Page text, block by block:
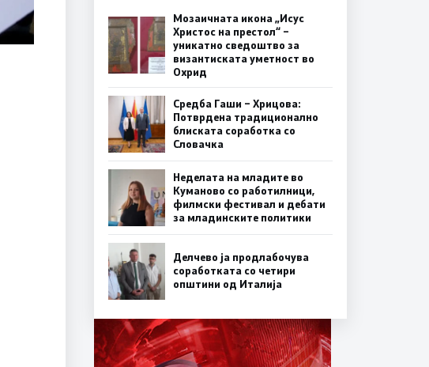
Мозаичната икона „Исус
Христос на престол“ –
уникатно сведоштво за
византиската уметност во
Охрид
Средба Гаши – Хрицова:
Потврдена традиционално
блиската соработка со
Словачка
Неделата на младите во
Куманово со работилници,
филмски фестивал и дебати
за младинските политики
Делчево ја продлабочува
соработката со четири
општини од Италија